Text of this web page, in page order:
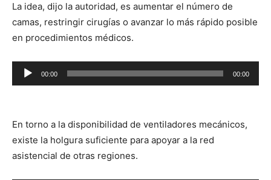
La idea, dijo la autoridad, es aumentar el número de
camas, restringir cirugías o avanzar lo más rápido posible
en procedimientos médicos.
Reproductor
de
00:00 00:00
En torno a la disponibilidad de ventiladores mecánicos,
existe la holgura suficiente para apoyar a la red
asistencial de otras regiones.